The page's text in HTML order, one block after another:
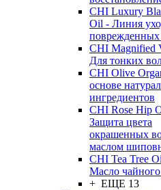
CHI Luxury
Oil - Линия
поврежденных
CHI Magnified
Для тонких
CHI Olive
основе
ингредиентов
CHI Rose Hip
Защита цвета
окрашенных
маслом
CHI Tea Tree
Масло чайного
+ ЕЩЕ 13